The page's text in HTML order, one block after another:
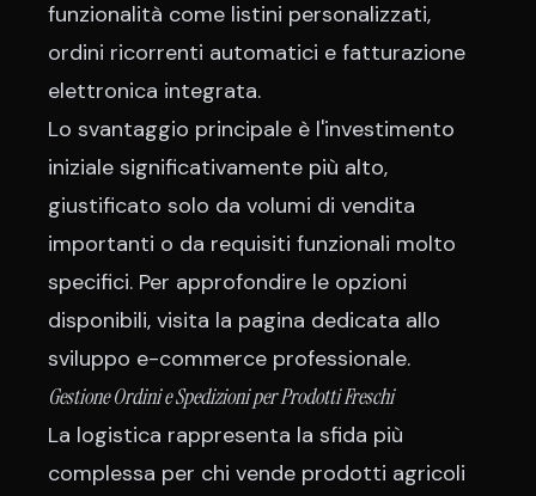
funzionalità come listini personalizzati,
ordini ricorrenti automatici e fatturazione
elettronica integrata.
Lo svantaggio principale è l'investimento
iniziale significativamente più alto,
giustificato solo da volumi di vendita
importanti o da requisiti funzionali molto
specifici. Per approfondire le opzioni
disponibili, visita la pagina dedicata allo
sviluppo e-commerce professionale.
Gestione Ordini e Spedizioni per Prodotti Freschi
La logistica rappresenta la sfida più
complessa per chi vende prodotti agricoli